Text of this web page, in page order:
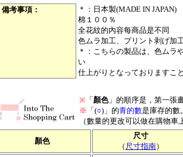
備考事項：
＊：日本製(MADE IN JAPAN)
棉１００％
全花紋的內容每商品是不同
色ムラ加工、プリント剥げ加
＊：こちらの製品は、色ムラ
い
仕上がりとなっておりますこ
※「 顏色」的順序是，第一張
※ 「(○)」的青的數是庫存的數。
（數量的更改可以做在購物車
顏色
尺寸
（ 尺寸指南）